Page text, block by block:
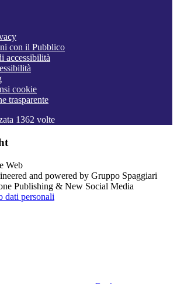
con il Pubblico
accessibilità
cookie
trasparente
1362 volte
and powered by Gruppo Spaggiari
Publishing & New Social Media
dati personali